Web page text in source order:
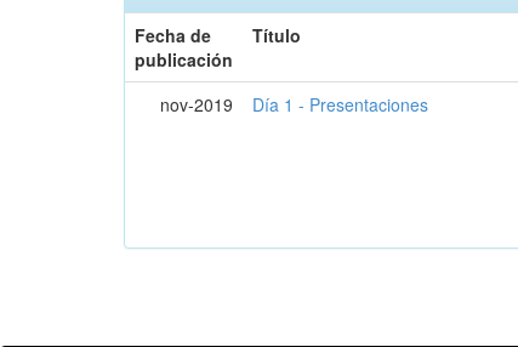
Fecha de
publicación
Título
nov-2019 Día 1 - Presentaciones